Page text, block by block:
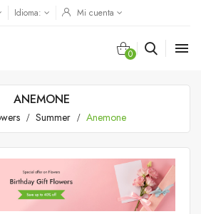
Idioma: Mi cuenta
0 
ANEMONE
Summer Anemone